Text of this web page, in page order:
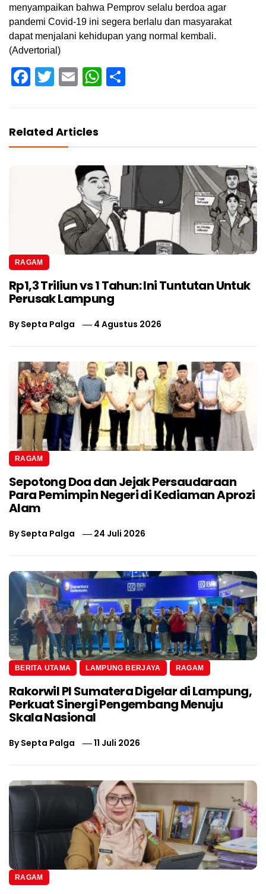
menyampaikan bahwa Pemprov selalu berdoa agar
pandemi Covid-19 ini segera berlalu dan masyarakat
dapat menjalani kehidupan yang normal kembali.
(Advertorial)
Facebook
Twitter
EmailWhatsApp
Related Articles
RAGAM
Rp1,3 Triliun vs 1 Tahun: Ini Tuntutan Untuk
Perusak Lampung
BySepta Palga 4 Agustus 2026
RAGAM
Sepotong Doa dan Jejak Persaudaraan
Para Pemimpin Negeri di Kediaman Aprozi
Alam
BySepta Palga 24 Juli 2026
BERITA UTAMA LAMPUNG BERJAYA RAGAM
Rakorwil PI Sumatera Digelar di Lampung,
Perkuat Sinergi Pengembang Menuju
Skala Nasional
BySepta Palga 11 Juli 2026
RAGAM